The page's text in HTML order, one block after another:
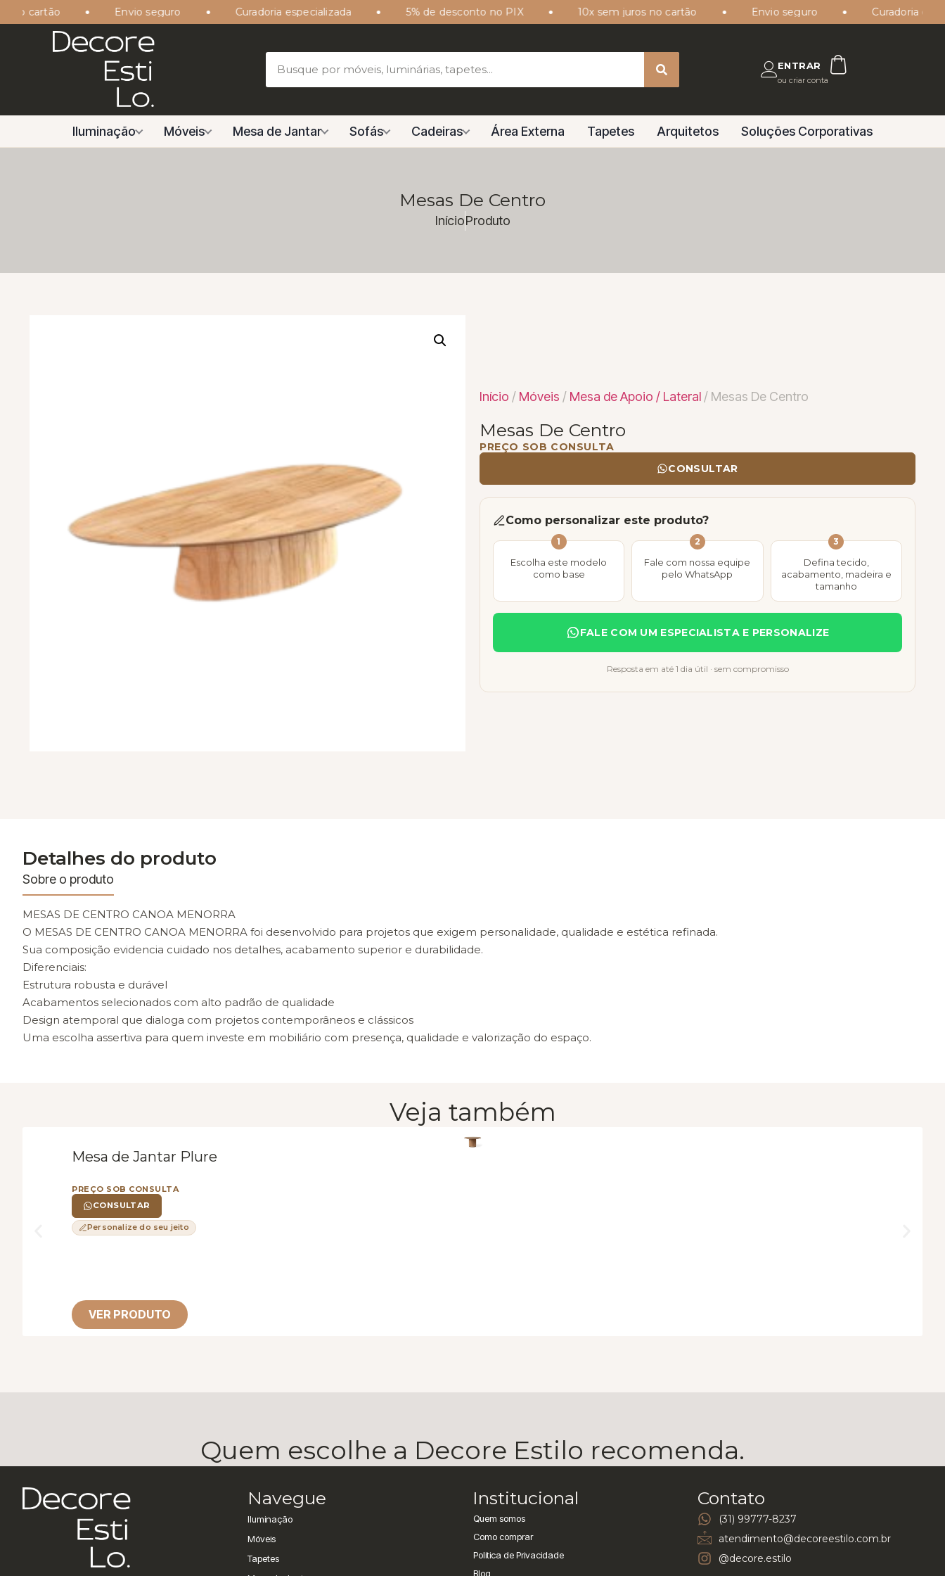
cartão Envio seguro Curadoria especializada 5% de desconto no PIX 10x sem juros no cartão Envio seguro Curadoria
ENTRAR
ou criar conta
Iluminação Móveis Mesa de Jantar Sofás Cadeiras Área Externa Tapetes Arquitetos Soluções Corporativas
Mesas De Centro
InícioProduto
Início / Móveis / Mesa de Apoio / Lateral / Mesas De Centro
Mesas De Centro
PREÇO SOB CONSULTA
CONSULTAR
Como personalizar este produto?
1
Escolha este modelo
como base
2
Fale com nossa equipe
pelo WhatsApp
3
Defina tecido,
acabamento, madeira e
tamanho
FALE COM UM ESPECIALISTA E PERSONALIZE
Resposta em até 1 dia útil · sem compromisso
Detalhes do produto
Sobre o produto
MESAS DE CENTRO CANOA MENORRA
O MESAS DE CENTRO CANOA MENORRA foi desenvolvido para projetos que exigem personalidade, qualidade e estética refinada.
Sua composição evidencia cuidado nos detalhes, acabamento superior e durabilidade.
Diferenciais:
Estrutura robusta e durável
Acabamentos selecionados com alto padrão de qualidade
Design atemporal que dialoga com projetos contemporâneos e clássicos
Uma escolha assertiva para quem investe em mobiliário com presença, qualidade e valorização do espaço.
Veja também
Mesa de Jantar Plure
PREÇO SOB CONSULTA
CONSULTAR
Personalize do seu jeito
VER PRODUTO
Quem escolhe a Decore Estilo recomenda.
Navegue
Iluminação
Móveis
Tapetes
Institucional
Quem somos
Como comprar
Politica de Privacidade
Blog
Contato
(31) 99777-8237
atendimento@decoreestilo.com.br
@decore.estilo